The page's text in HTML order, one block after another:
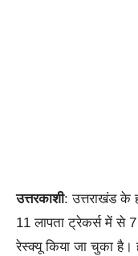
उत्तरकाशी: उत्तराखंड के
11 लापता ट्रेकर्स में से
रेस्क्यू किया जा चुका है।